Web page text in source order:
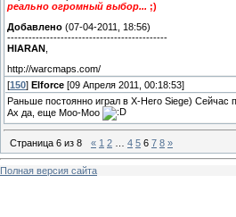
реально огромный выбор... ;)
Добавлено (07-04-2011, 18:56)
---------------------------------------------
HIARAN
http://warcmaps.com/
[150] Elforce [09 Апреля 2011, 00:18:53]
Раньше постоянно играл в X-Hero Siege) Сейчас
Ах да, еще Moo-Moo
Страница 6 из 8 « 1 2 4 5 6 7 8 »
Полная версия сайта